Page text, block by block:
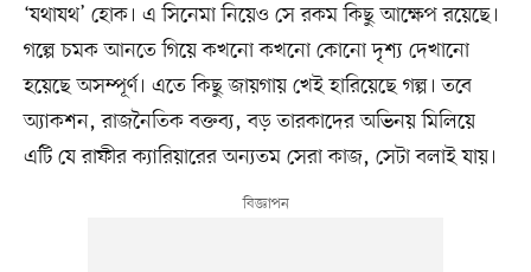
‘যথাযথ’ হোক। এ সিনেমা নিয়েও সে রকম কিছু আক্ষেপ রয়েছে।
গল্পে চমক আনতে গিয়ে কখনো কখনো কোনো দৃশ্য দেখানো
হয়েছে অসম্পূর্ণ। এতে কিছু জায়গায় খেই হারিয়েছে গল্প। তবে
অ্যাকশন, রাজনৈতিক বক্তব্য, বড় তারকাদের অভিনয় মিলিয়ে
এটি যে রাফীর ক্যারিয়ারের অন্যতম সেরা কাজ, সেটা বলাই যায়।